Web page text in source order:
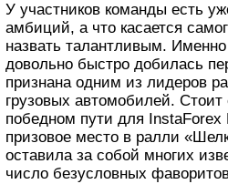
У участников команды есть
амбиций, а что касается
назвать талантливым.
довольно быстро добилась
признана одним из лидеров
грузовых автомобилей.
победном пути для InstaForex
призовое место в ралли
оставила за собой многих
число безусловных